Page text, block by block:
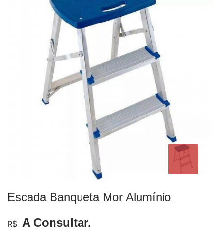
Escada Banqueta Mor Alumínio
R$ A Consultar.